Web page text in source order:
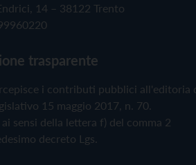
14 – 38122 Trento
trasparente
i contributi pubblici all'editoria
15 maggio 2017, n. 70.
sensi della lettera f) del comma 2
decreto Lgs.